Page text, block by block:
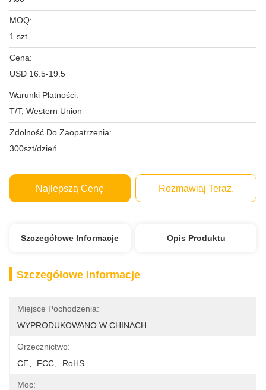
MOQ:
1 szt
Cena:
USD 16.5-19.5
Warunki Płatności:
T/T, Western Union
Zdolność Do Zaopatrzenia:
300szt/dzień
Najlepszą Cenę Rozmawiaj Teraz.
Szczegółowe Informacje Opis Produktu
Szczegółowe Informacje
Miejsce Pochodzenia:
WYPRODUKOWANO W CHINACH
Orzecznictwo:
CE、FCC、RoHS
Moc: